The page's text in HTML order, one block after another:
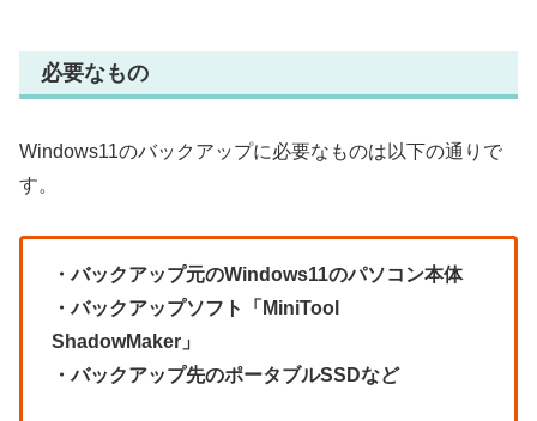
必要なもの
Windows11のバックアップに必要なものは以下の通りで
す。
・バックアップ元のWindows11のパソコン本体
・バックアップソフト「MiniTool
ShadowMaker」
・バックアップ先のポータブルSSDなど